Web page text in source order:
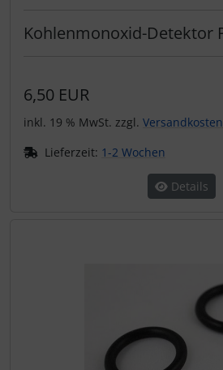
Kohlenmonoxid-Detektor
6,50 EUR
inkl. 19 % MwSt. zzgl. Versandkosten
Lieferzeit: 1-2 Wochen
Details